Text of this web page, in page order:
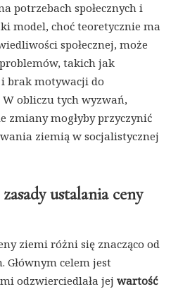
potrzebach społecznych i
model, choć teoretycznie ma
społecznej, może
takich jak
brak motywacji do
obliczu tych wyzwań,
zmiany mogłyby przyczynić
ziemią w socjalistycznej
ustalania ceny
ziemi różni się znacząco od
celem jest
odzwierciedlała jej wartość